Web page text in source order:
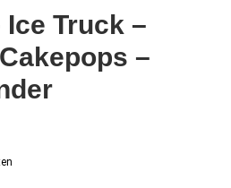
Truck –
–